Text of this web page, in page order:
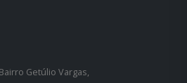
Getúlio Vargas,